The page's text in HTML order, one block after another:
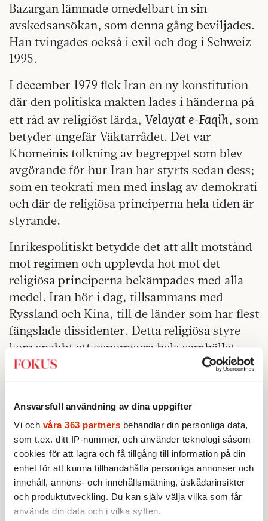
Ansvarsfull användning av dina uppgifter
Vi och våra 363 partners behandlar din personliga data,
som t.ex. ditt IP-nummer, och använder teknologi såsom
cookies för att lagra och få tillgång till information på din
enhet för att kunna tillhandahålla personliga annonser och
innehåll, annons- och innehållsmätning, åskådarinsikter
och produktutveckling. Du kan själv välja vilka som får
använda din data och i vilka syften.
Bazargan lämnade omedelbart in sin
avskedsansökan, som denna gång beviljades.
Han tvingades också i exil och dog i Schweiz
1995.
I december 1979 fick Iran en ny konstitution
där den politiska makten lades i händerna på
ett råd av religiöst lärda, Velayat e-Faqih, som
betyder ungefär Väktarrådet. Det var
Khomeinis tolkning av begreppet som blev
avgörande för hur Iran har styrts sedan dess;
som en teokrati men med inslag av demokrati
och där de religiösa principerna hela tiden är
styrande.
Inrikespolitiskt betydde det att allt motstånd
mot regimen och upplevda hot mot det
religiösa principerna bekämpades med alla
medel. Iran hör i dag, tillsammans med
Ryssland och Kina, till de länder som har flest
fängslade dissidenter. Detta religiösa styre
kom snabbt att genomsyra hela samhället,
även om det mötte motstånd i början. När
shahen störtades hade revolutionen stort stöd
stödde många Khomeini som blev
revolutionens affischnamn och Man of the
Year 1979 i Time Magazine.
Vänsterintellektuella kändisar som Simone de
Beauvoir, Jean-Paul Sartre och Michele
Focault hyllade Khomeini och hans störtande
av shahens sekulära regim. Möjligen borde de